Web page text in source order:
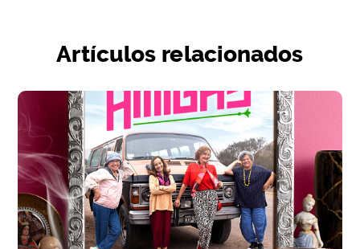
Artículos relacionados